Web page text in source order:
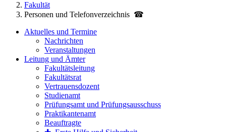
Fakultät
Personen und Telefon­verzeichnis ☎
Aktuelles und Termine
Nachrichten
Veranstaltungen
Leitung und Ämter
Fakultätsleitung
Fakultätsrat
Vertrauensdozent
Studienamt
Prüfungsamt und Prüfungsausschuss
Praktikantenamt
Beauftragte